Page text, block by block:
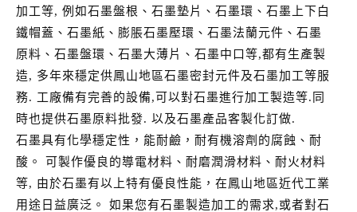
加工等, 例如石墨盤根、石墨墊片、石墨環、石墨上下白
鐵帽蓋、石墨紙、膨脹石墨壓環、石墨法蘭元件、石墨
原料、石墨盤環、石墨大薄片、石墨中口等,都有生產製
造, 多年來穩定供鳳山地區石墨密封元件及石墨加工等服
務. 工廠備有完善的設備,可以對石墨進行加工製造等.同
時也提供石墨原料批發. 以及石墨產品客製化訂做.
石墨具有化學穩定性，能耐鹼，耐有機溶劑的腐蝕、耐
酸。 可製作優良的導電材料、耐磨潤滑材料、耐火材料
等, 由於石墨有以上特有優良性能，在鳳山地區近代工業
用途日益廣泛。 如果您有石墨製造加工的需求,或者對石